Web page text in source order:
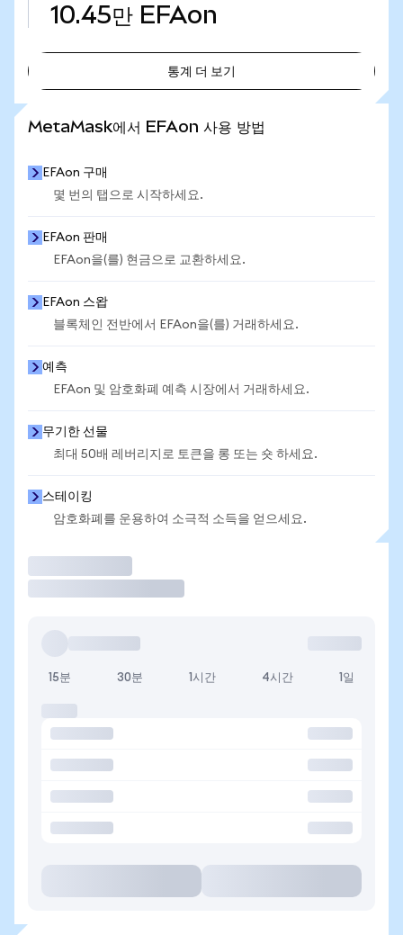
10.45만 EFAon
통계 더 보기
MetaMask에서 EFAon 사용 방법
EFAon 구매
몇 번의 탭으로 시작하세요.
EFAon 판매
EFAon을(를) 현금으로 교환하세요.
EFAon 스왑
블록체인 전반에서 EFAon을(를) 거래하세요.
예측
EFAon 및 암호화폐 예측 시장에서 거래하세요.
무기한 선물
최대 50배 레버리지로 토큰을 롱 또는 숏 하세요.
스테이킹
암호화폐를 운용하여 소극적 소득을 얻으세요.
15분 30분 1시간 4시간 1일